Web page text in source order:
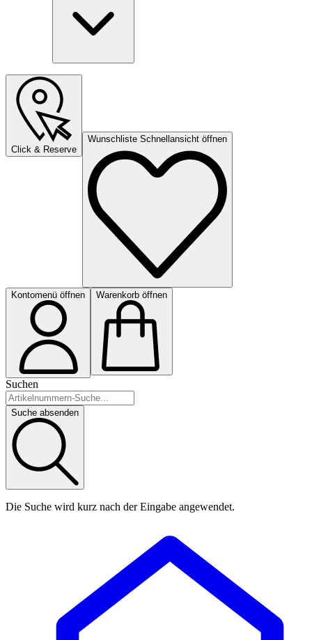
Click & Reserve
Wunschliste Schnellansicht öffnen
Kontomenü öffnen Warenkorb öffnen
Suchen
Suche absenden
Die Suche wird kurz nach der Eingabe angewendet.